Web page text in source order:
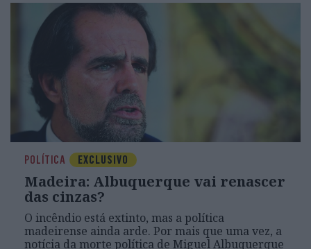
POLÍTICA EXCLUSIVO
Madeira: Albuquerque vai renascer
das cinzas?
O incêndio está extinto, mas a política
madeirense ainda arde. Por mais que uma vez, a
notícia da morte política de Miguel Albuquerque